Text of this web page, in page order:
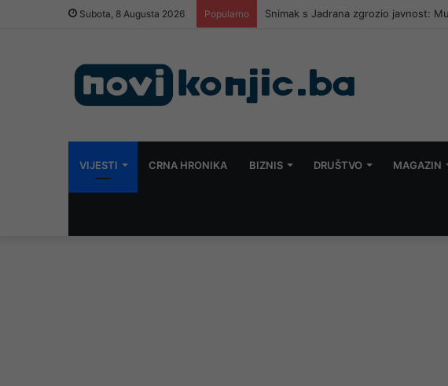
Subota, 8 Augusta 2026 Popularno Snimak s Jadrana zgrozio javnost:
VIJESTI CRNA HRONIKA BIZNIS DRUŠTVO MAGAZIN